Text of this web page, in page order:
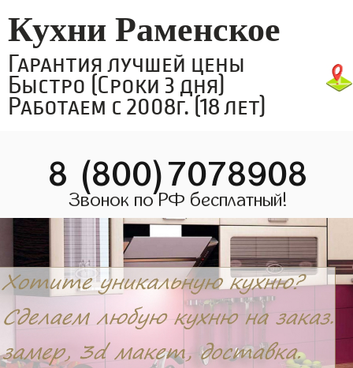
Кухни Раменское
Гарантия лучшей цены
Быстро (Сроки 3 дня)
Работаем с 2008г. (18 лет)
8 (800)7078908
Звонок по РФ бесплатный!